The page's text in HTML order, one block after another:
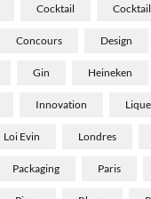
Cocktail
Concours Design
Gin Heineken
Innovation
Loi Evin Londres
Packaging Paris